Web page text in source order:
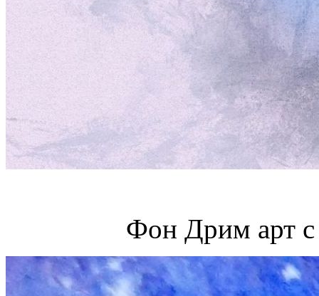
Фон Дрим арт с